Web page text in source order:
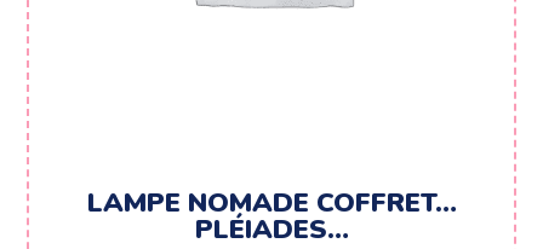
LAMPE NOMADE COFFRET…
PLÉIADES…